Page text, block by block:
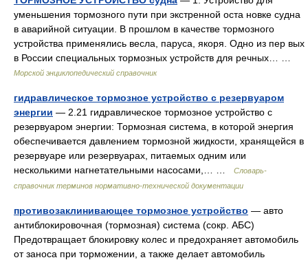
уменьшения тормозного пути при экстренной оста новке судна
в аварийной ситуации. В прошлом в качестве тормозного
устройства применялись весла, паруса, якоря. Одно из пер вых
в России специальных тормозных устройств для речных… …
Морской энциклопедический справочник
гидравлическое тормозное устройство с резервуаром
энергии — 2.21 гидравлическое тормозное устройство с
резервуаром энергии: Тормозная система, в которой энергия
обеспечивается давлением тормозной жидкости, хранящейся в
резервуаре или резервуарах, питаемых одним или
несколькими нагнетательными насосами,… …
Словарь-
справочник терминов нормативно-технической документации
противозаклинивающее тормозное устройство — авто
антиблокировочная (тормозная) система (сокр. АБС)
Предотвращает блокировку колес и предохраняет автомобиль
от заноса при торможении, а также делает автомобиль